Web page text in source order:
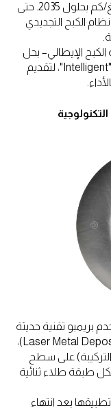
الفرامل، تبدأ بـ7 ملغ/كم، وتنخفض إلى 3 ملغ/كم بحلول 2035. حتى
الكبح التجديدي
الإيطالي– بحل
مبتكر يُدعى Greentell، دمجًا بين "Green" و"Intelligent"، لتقديم
بريمبو تقنية حديثة
تُعرف بترسيب المعدن بالليزر (Laser Metal Deposition – LMD)،
على سطح
طبقة طلاء ثنائية
بعد انتهاء